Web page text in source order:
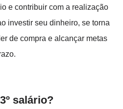
e contribuir com a realização
investir seu dinheiro, se torna
de compra e alcançar metas
salário?